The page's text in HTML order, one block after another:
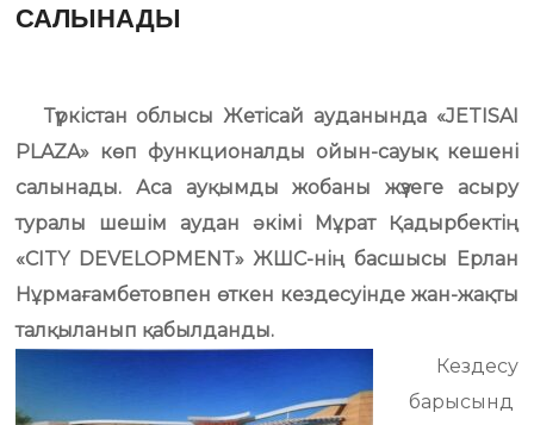
САЛЫНАДЫ
Түркістан облысы Жетісай ауданында «JETISAI
PLAZA» көп функционалды ойын-сауық кешені
салынады. Аса ауқымды жобаны жүзеге асыру
туралы шешім аудан әкімі Мұрат Қадырбектің
«CITY DEVELOPMENT» ЖШС-нің басшысы Ерлан
Нұрмағамбетовпен өткен кездесуінде жан-жақты
талқыланып қабылданды.
Кездесу
барысынд